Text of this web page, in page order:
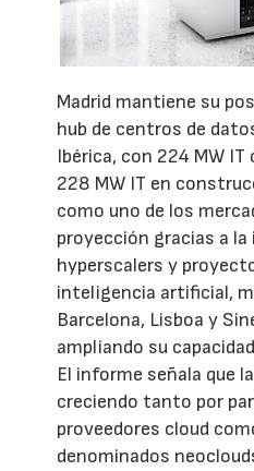
Madrid mantiene su
hub de centros de
Ibérica, con 224 MW
228 MW IT en
como uno de los
proyección gracias a
hyperscalers y
inteligencia artificial,
Barcelona, Lisboa y
ampliando su
El informe señala que
creciendo tanto por
proveedores cloud
denominados